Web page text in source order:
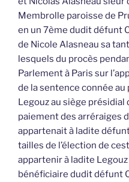
Membrolle paroisse de
en un 7ème dudit défunt
de Nicole Alasneau sa
lesquels du procès
Parlement à Paris sur
de la sentence connée
Legouz au siège
paiement des arréraiges
appartenait à ladite
tailles de l’élection de
appartenir à ladite
bénéficiaire dudit défunt